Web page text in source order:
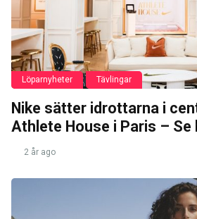
Löparnyheter Tävlingar
Nike sätter idrottarna i
Athlete House i Paris – Se
2 år ago